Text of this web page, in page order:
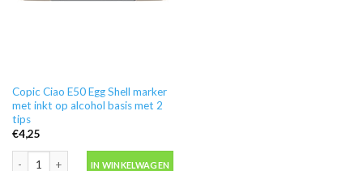
Copic Ciao E50 Egg Shell marker
met inkt op alcohol basis met 2
tips
€4,25
IN WINKELWAGEN